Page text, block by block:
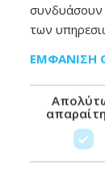
Τρίτη 18
συνδυάσουν
των
ΕΜΦΆΝΙΣΗ